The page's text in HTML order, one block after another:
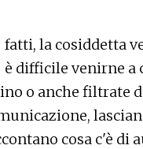
fatti, la cosiddetta
è difficile venirne a
o anche filtrate
cosa c'è di